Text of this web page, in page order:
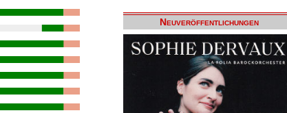
Neuveröffentlichungen